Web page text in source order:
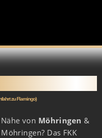
zu Flamingo)
von Möhringen &
Das FKK